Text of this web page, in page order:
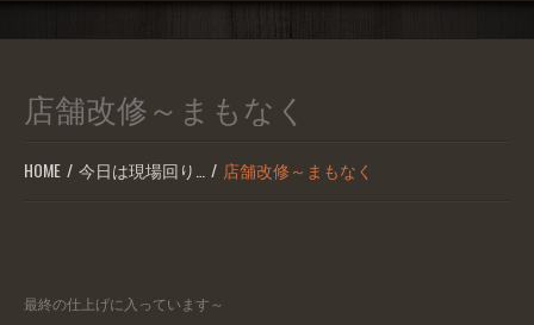
店舗改修～まもなく
HOME 今日は現場回り… 店舗改修～まもなく
最終の仕上げに入っています～